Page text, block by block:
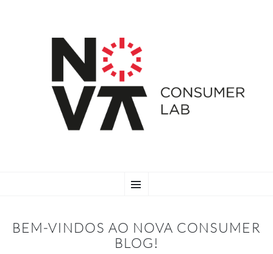
TO
BEM-VINDOS AO NOVA CONSUMER
BLOG!